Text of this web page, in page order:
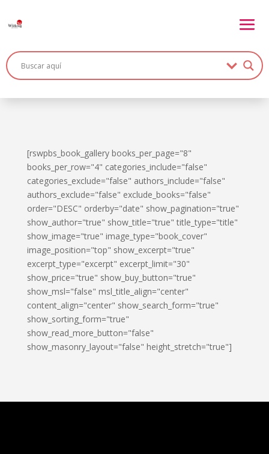
[rswpbs_book_gallery books_per_page="8"
books_per_row="4" categories_include="false"
categories_exclude="false" authors_include="false"
authors_exclude="false" exclude_books="false"
order="DESC" orderby="date" show_pagination="true"
show_author="true" show_title="true" title_type="title"
show_image="true" image_type="book_cover"
image_position="top" show_excerpt="true"
excerpt_type="excerpt" excerpt_limit="30"
show_price="true" show_buy_button="true"
show_msl="false" msl_title_align="center"
content_align="center" show_search_form="true"
show_sorting_form="true"
show_read_more_button="false"
show_masonry_layout="false" height_stretch="true"]